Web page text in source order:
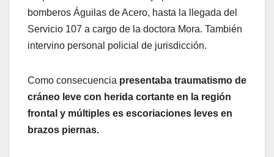
bomberos Águilas de Acero, hasta la llegada del
Servicio 107 a cargo de la doctora Mora. También
intervino personal policial de jurisdicción.
Como consecuencia presentaba traumatismo de
cráneo leve con herida cortante en la región
frontal y múltiples es escoriaciones leves en
brazos piernas.